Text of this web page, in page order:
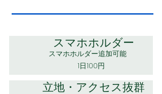
スマホホルダー
スマホホルダー追加可能
1日100円
立地・アクセス抜群